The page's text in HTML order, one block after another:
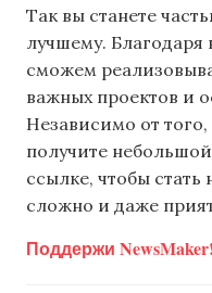
Так вы станете
лучшему.
сможем
важных проектов и
Независимо от
получите
ссылке, чтобы
сложно и даже
Поддержи NewsMaker!